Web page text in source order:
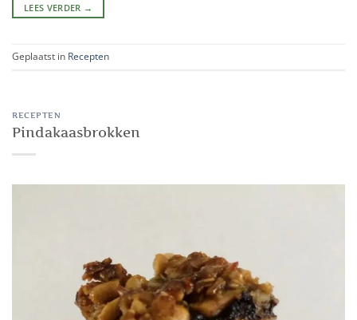
LEES VERDER →
Geplaatst in Recepten
RECEPTEN
Pindakaasbrokken